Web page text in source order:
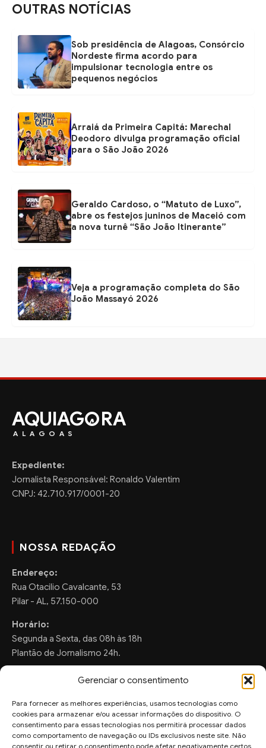
Gerenciar o consentimento
Para fornecer as melhores experiências, usamos tecnologias como
cookies para armazenar e/ou acessar informações do dispositivo. O
consentimento para essas tecnologias nos permitirá processar dados
como comportamento de navegação ou IDs exclusivos neste site. Não
consentir ou retirar o consentimento pode afetar negativamente certos
OUTRAS NOTÍCIAS
Sob presidência de Alagoas, Consórcio
Nordeste firma acordo para
impulsionar tecnologia entre os
pequenos negócios
Arraiá da Primeira Capitá: Marechal
Deodoro divulga programação oficial
para o São João 2026
Geraldo Cardoso, o “Matuto de Luxo”,
abre os festejos juninos de Maceió com
a nova turnê “São João Itinerante”
Veja a programação completa do São
João Massayó 2026
AQUIAG RA
ALAGOAS
Expediente:
Jornalista Responsável: Ronaldo Valentim
CNPJ: 42.710.917/0001-20
NOSSA REDAÇÃO
Endereço:
Rua Otacilio Cavalcante, 53
Pilar - AL, 57.150-000
Horário:
Segunda a Sexta, das 08h às 18h
Plantão de Jornalismo 24h.
FALE CONOSCO
Sugestões de Pauta: